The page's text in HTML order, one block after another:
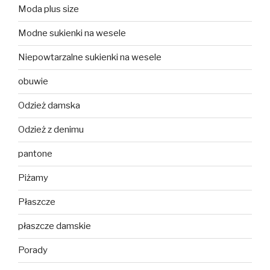
Moda plus size
Modne sukienki na wesele
Niepowtarzalne sukienki na wesele
obuwie
Odzież damska
Odzież z denimu
pantone
Piżamy
Płaszcze
płaszcze damskie
Porady